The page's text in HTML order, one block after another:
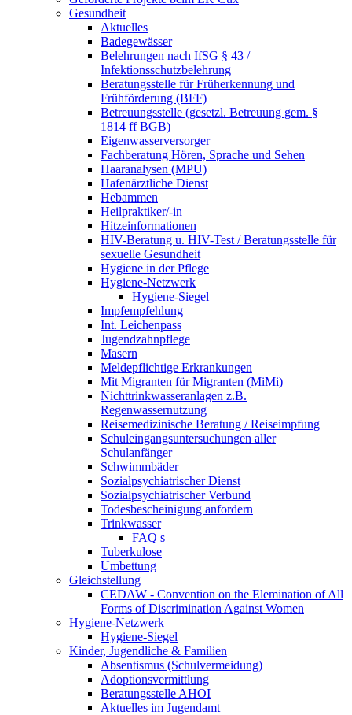
Gesundheit
Aktuelles
Badegewässer
Belehrungen nach IfSG § 43 /
Infektionsschutzbelehrung
Beratungsstelle für Früherkennung und
Frühförderung (BFF)
Betreuungsstelle (gesetzl. Betreuung gem. §
1814 ff BGB)
Eigenwasserversorger
Fachberatung Hören, Sprache und Sehen
Haaranalysen (MPU)
Hafenärztliche Dienst
Hebammen
Heilpraktiker/-in
Hitzeinformationen
HIV-Beratung u. HIV-Test / Beratungsstelle für
sexuelle Gesundheit
Hygiene in der Pflege
Hygiene-Netzwerk
Hygiene-Siegel
Impfempfehlung
Int. Leichenpass
Jugendzahnpflege
Masern
Meldepflichtige Erkrankungen
Mit Migranten für Migranten (MiMi)
Nichttrinkwasseranlagen z.B.
Regenwassernutzung
Reisemedizinische Beratung / Reiseimpfung
Schuleingangsuntersuchungen aller
Schulanfänger
Schwimmbäder
Sozialpsychiatrischer Dienst
Sozialpsychiatrischer Verbund
Todesbescheinigung anfordern
Trinkwasser
FAQ s
Tuberkulose
Umbettung
Gleichstellung
CEDAW - Convention on the Elemination of All
Forms of Discrimination Against Women
Hygiene-Netzwerk
Hygiene-Siegel
Kinder, Jugendliche & Familien
Absentismus (Schulvermeidung)
Adoptionsvermittlung
Beratungsstelle AHOI
Aktuelles im Jugendamt